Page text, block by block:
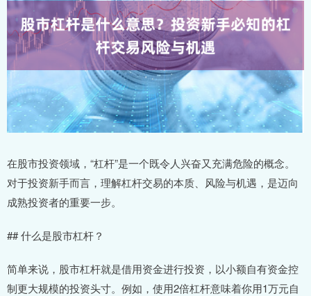
在股市投资领域，“杠杆”是一个既令人兴奋又充满危险的概念。
对于投资新手而言，理解杠杆交易的本质、风险与机遇，是迈向
成熟投资者的重要一步。
## 什么是股市杠杆？
简单来说，股市杠杆就是借用资金进行投资，以小额自有资金控
制更大规模的投资头寸。例如，使用2倍杠杆意味着你用1万元自